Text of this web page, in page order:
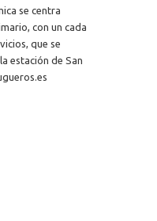
se centra
con un cada
que se
estación de San